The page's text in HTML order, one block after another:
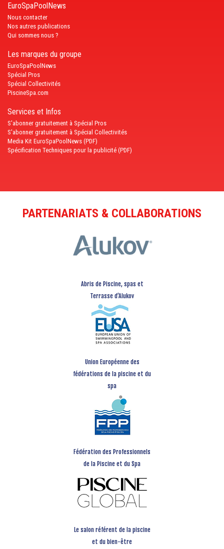
EuroSpaPoolNews
Nous contacter
Nos autres publications
Qui sommes nous ?
Les marques du groupe
EuroSpaPoolNews
Spécial Pros
Spécial Collectivités
PiscineSpa.com
Services et Infos
S'abonner gratuitement à Spécial Pros
S'abonner gratuitement à Spécial Collectivités
Media Kit EuroSpaPoolNews (PDF)
Spécification Techniques pour la publicité (PDF)
PARTENARIATS & COLLABORATIONS
Abris de Piscine, spas et
Terrasse d’Alukov
Union Européenne des
fédérations de la piscine et du
spa
Fédération des Professionnels
de la Piscine et du Spa
Le salon référent de la piscine
et du bien-être